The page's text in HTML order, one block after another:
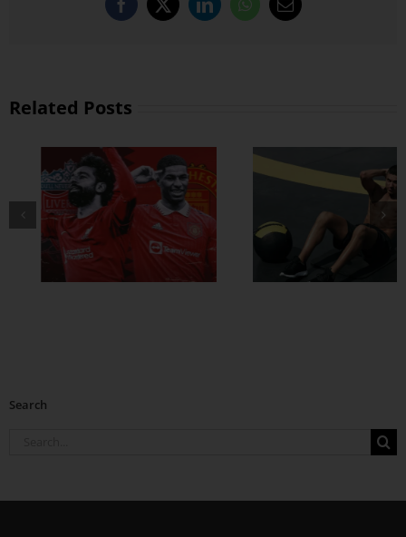
Facebook
X LinkedInWhatsApp
Email
Related Posts
ထိထိရောက်ရောက်
ဗိုက်ခေါက် အဆီ
တွေ ချဖို့
Search